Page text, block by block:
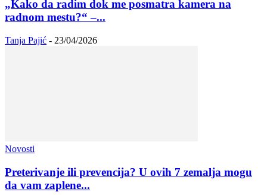
„Kako da radim dok me posmatra kamera na
radnom mestu?“ –...
Tanja Pajić - 23/04/2026
Novosti
Preterivanje ili prevencija? U ovih 7 zemalja mogu
da vam zaplene...